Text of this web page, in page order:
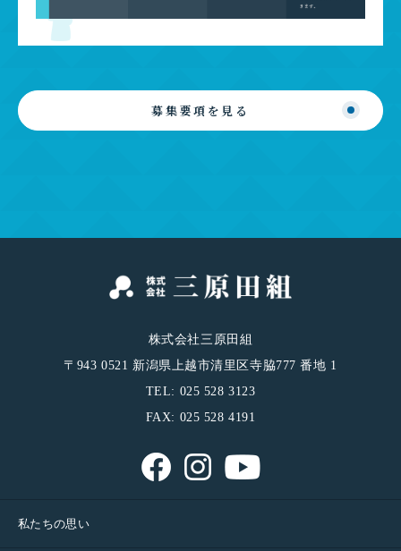
募集要項を見る
株式会社三原田組
〒943 0521 新潟県上越市清里区寺脇777 番地 1
TEL: 025 528 3123
FAX: 025 528 4191
私たちの思い